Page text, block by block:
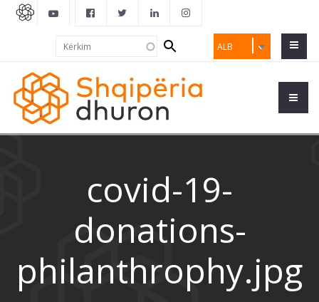
ALB
Search
form
covid-19-
donations-
philanthrophy.jpg